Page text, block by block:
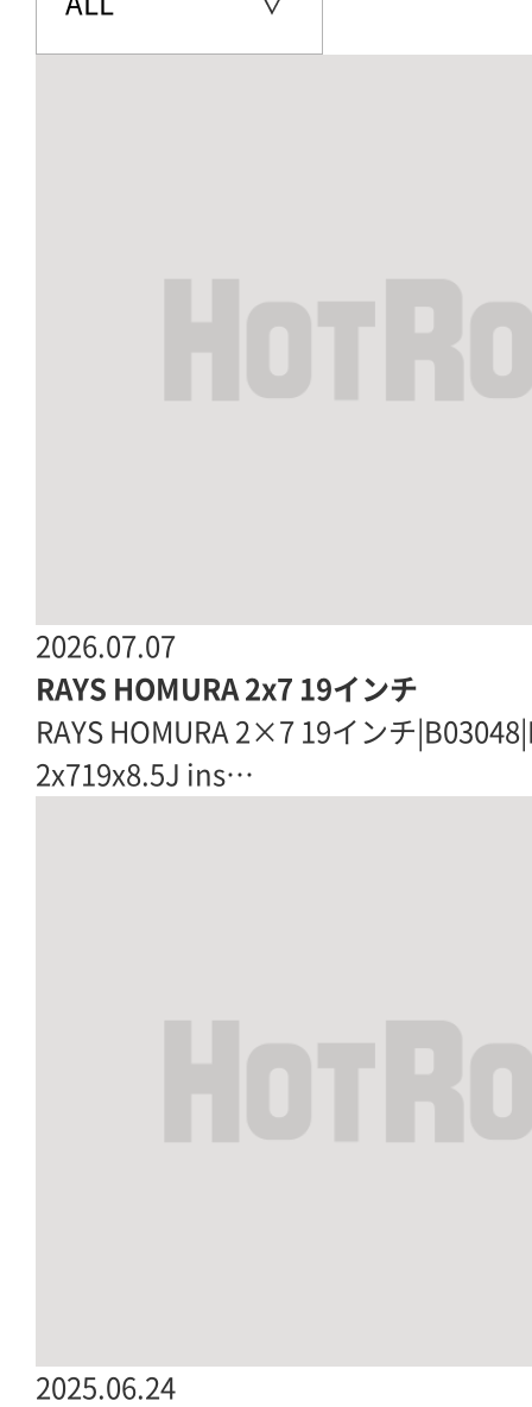
2026.07.07
RAYS HOMURA 2x7 19インチ
RAYS HOMURA 2×7 19インチ
2x719x8.5J ins…
2025.06.24